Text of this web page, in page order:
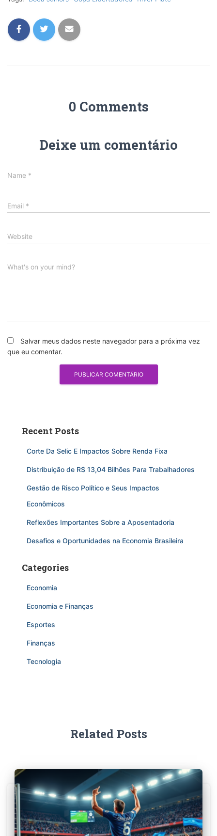
0 Comments
Deixe um comentário
Name *
Email *
Website
What's on your mind?
Salvar meus dados neste navegador para a próxima vez
que eu comentar.
Recent Posts
Corte Da Selic E Impactos Sobre Renda Fixa
Distribuição de R$ 13,04 Bilhões Para Trabalhadores
Gestão de Risco Político e Seus Impactos
Econômicos
Reflexões Importantes Sobre a Aposentadoria
Desafios e Oportunidades na Economia Brasileira
Categories
Economia
Economia e Finanças
Esportes
Finanças
Tecnologia
Related Posts